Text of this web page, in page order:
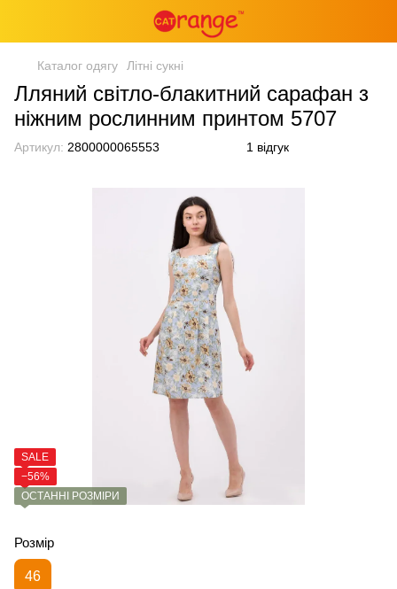
Каталог одягу Літні сукні
Лляний світло-блакитний сарафан з
ніжним рослинним принтом 5707
Артикул: 2800000065553 1 відгук
SALE
−56%
ОСТАННІ РОЗМІРИ
Розмір
46